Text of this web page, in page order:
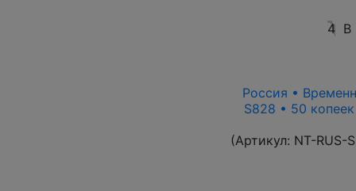
4 В
Россия •
S828 • 50
(Артикул: NT-RUS-